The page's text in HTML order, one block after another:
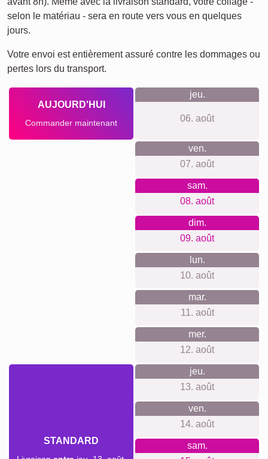
Deuil
compagnie
Ce que nous défendons
Notre philosophie est axée sur la transparence et la
simplicité. Nous ne demandons aucune inscription, ni
privée et nos prix incluent des coûts transparents, comme
les fixations murales. Chaque produit est réalisé de manière
durable et neutralise son empreinte carbone, pour un achat
responsable.
Quelque chose pour chaque
occasion...
Cette idée cadeau s'adapte à de nombreuses occasions :
un anniversaire, un mariage, une naissance, ou même pour
commémorer un moment précieux. Offrir une création
affection et de laisser un souvenir impérissable.